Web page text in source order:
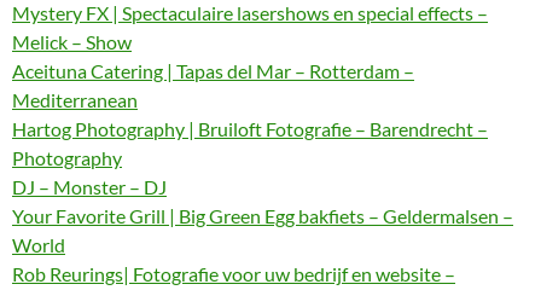
Mystery FX | Spectaculaire lasershows en special effects –
Melick – Show
Aceituna Catering | Tapas del Mar – Rotterdam –
Mediterranean
Hartog Photography | Bruiloft Fotografie – Barendrecht –
Photography
DJ – Monster – DJ
Your Favorite Grill | Big Green Egg bakfiets – Geldermalsen –
World
Rob Reurings| Fotografie voor uw bedrijf en website –